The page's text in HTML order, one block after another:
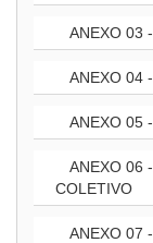
ANEXO 03
ANEXO 04
ANEXO 05
ANEXO 06
COLETIVO
ANEXO 07